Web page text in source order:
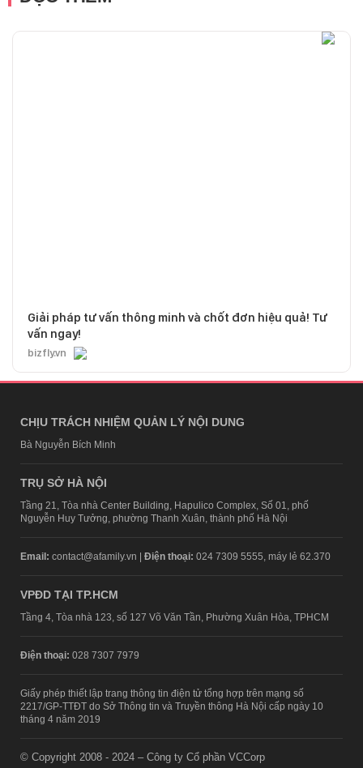
Giải pháp tư vấn thông minh và chốt đơn hiệu quả! Tư
vấn ngay!
bizfly.vn
CHỊU TRÁCH NHIỆM QUẢN LÝ NỘI DUNG
Bà Nguyễn Bích Minh
TRỤ SỞ HÀ NỘI
Tầng 21, Tòa nhà Center Building, Hapulico Complex, Số 01, phố
Nguyễn Huy Tưởng, phường Thanh Xuân, thành phố Hà Nội
Email: contact@afamily.vn | Điện thoại: 024 7309 5555, máy lẻ 62.370
VPĐD TẠI TP.HCM
Tầng 4, Tòa nhà 123, số 127 Võ Văn Tần, Phường Xuân Hòa, TPHCM
Điện thoại: 028 7307 7979
Giấy phép thiết lập trang thông tin điện tử tổng hợp trên mạng số
2217/GP-TTĐT do Sở Thông tin và Truyền thông Hà Nội cấp ngày 10
tháng 4 năm 2019
© Copyright 2008 - 2024 – Công ty Cổ phần VCCorp